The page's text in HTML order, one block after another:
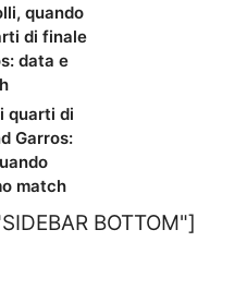
quando
di finale
data e
quarti di
Garros:
match
BOTTOM"]